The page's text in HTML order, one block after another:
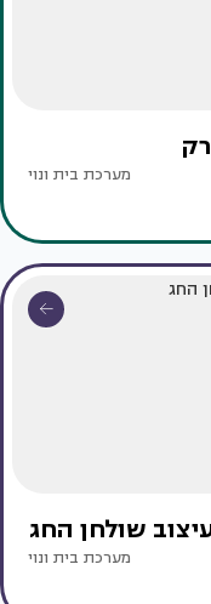
מערכת בית ונוי
שולחן החג
מערכת בית ונוי